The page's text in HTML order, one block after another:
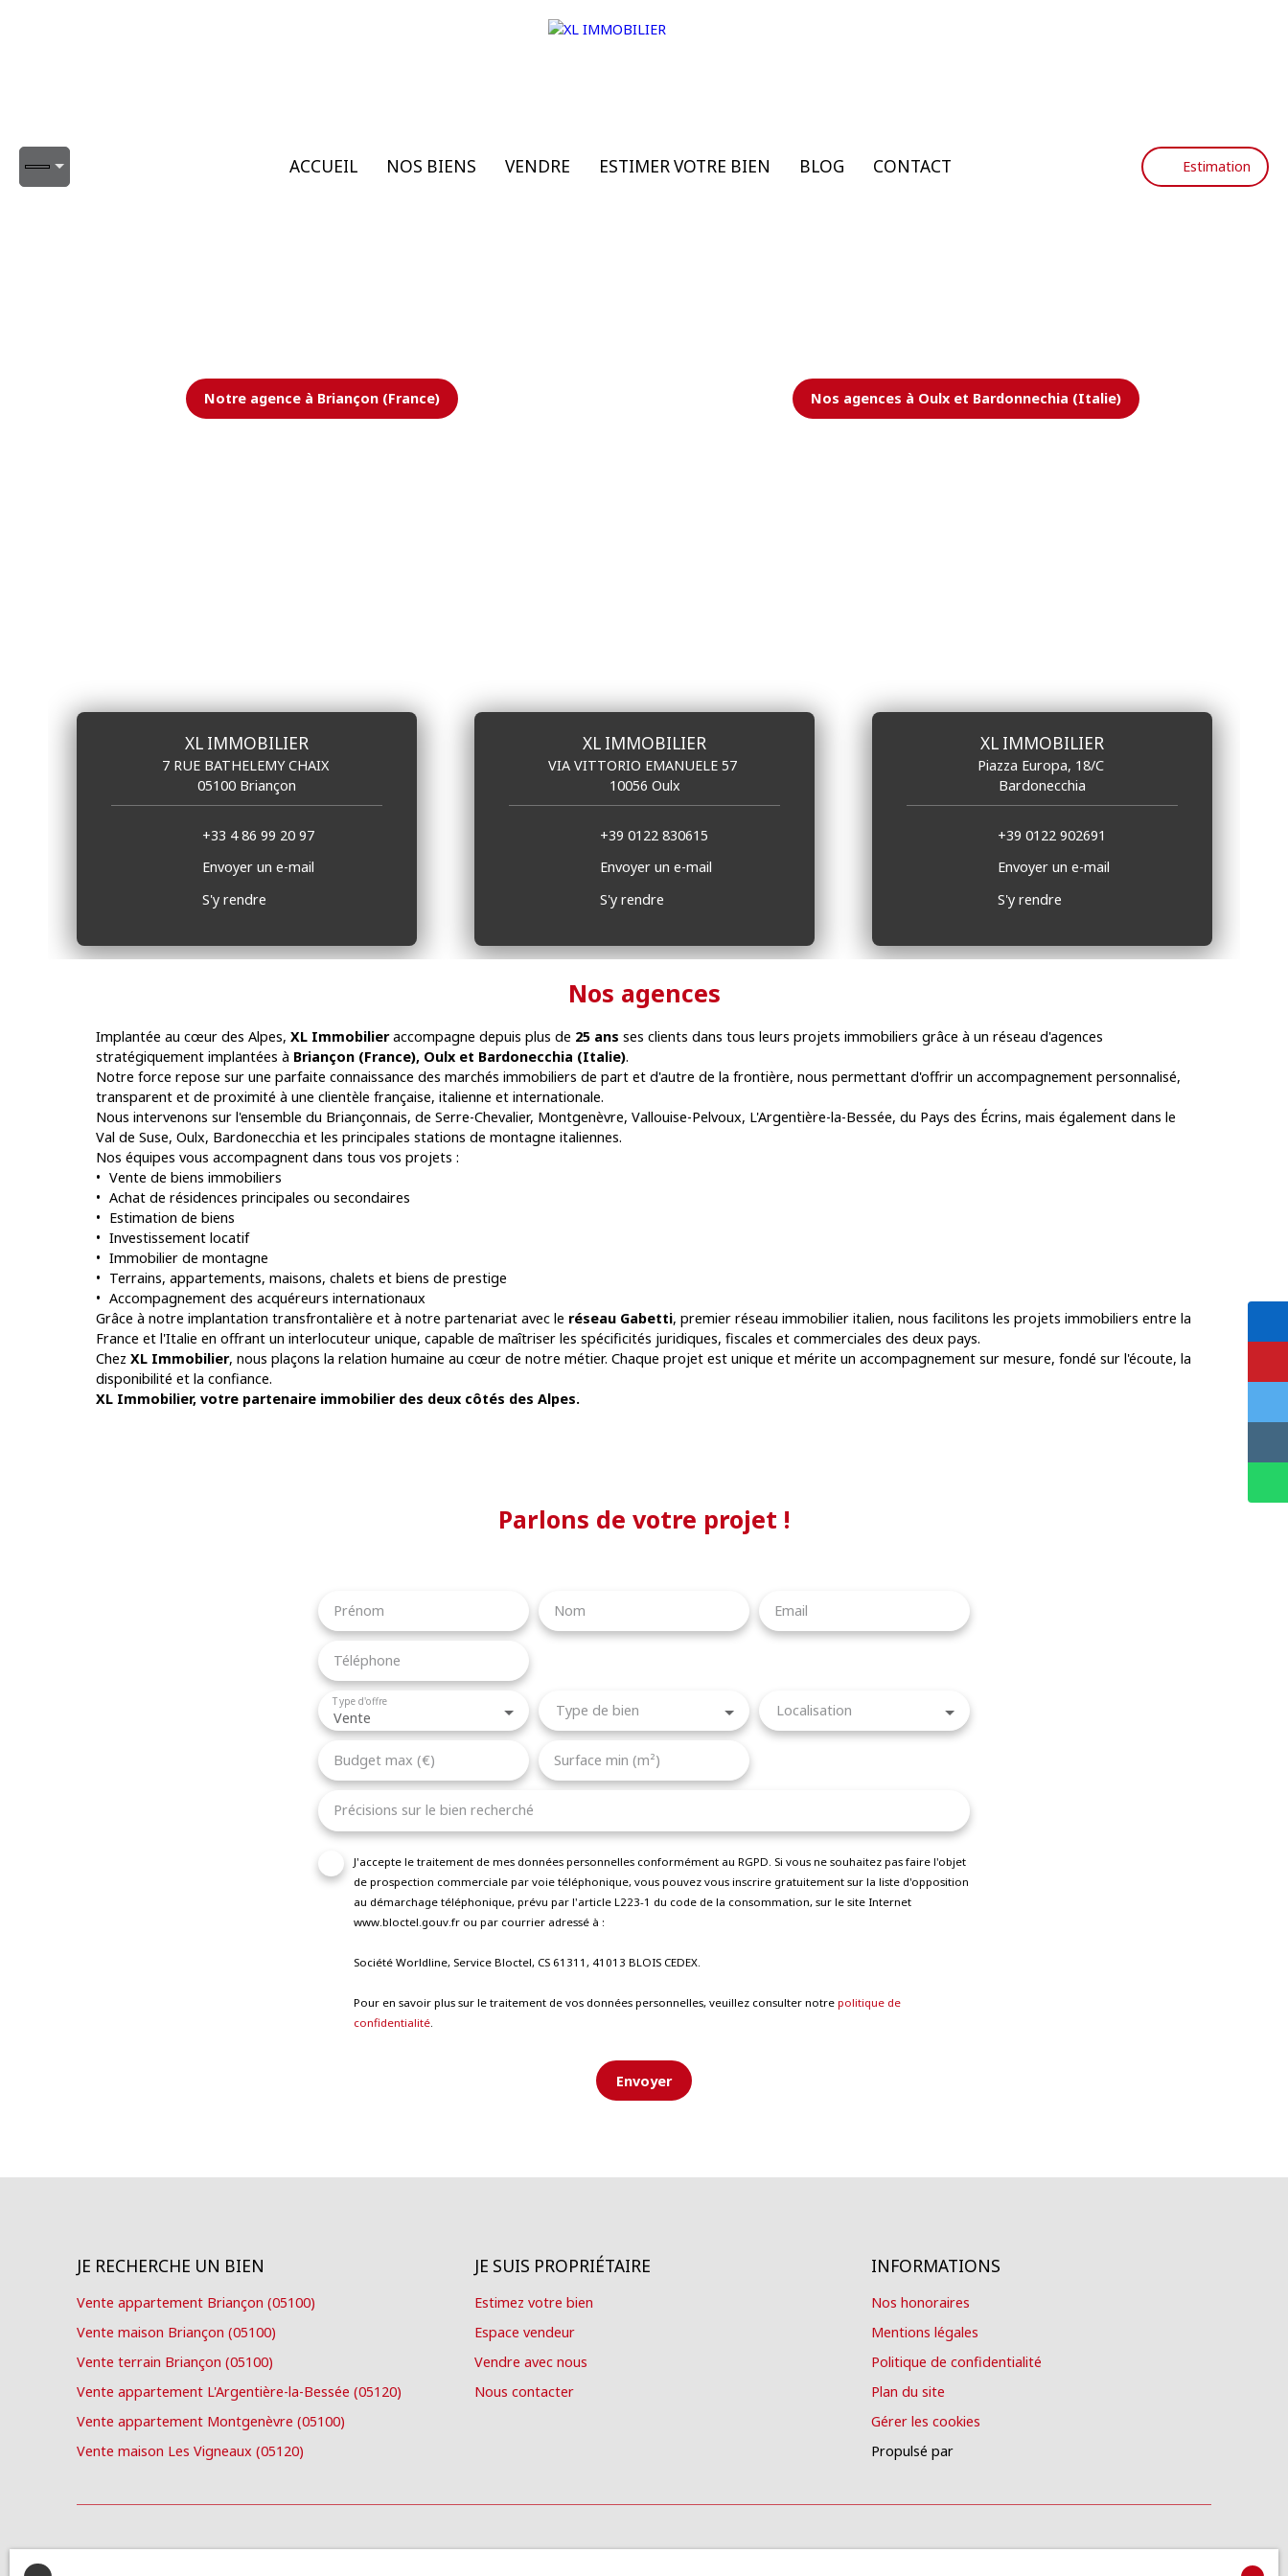
ACCUEIL NOS BIENS VENDRE ESTIMER VOTRE BIEN BLOG CONTACT Estimation
Notre agence à Briançon (France) Nos agences à Oulx et Bardonnechia (Italie)
XL IMMOBILIER
7 RUE BATHELEMY CHAIX
05100 Briançon
+33 4 86 99 20 97
Envoyer un e-mail
S'y rendre
XL IMMOBILIER
VIA VITTORIO EMANUELE 57
10056 Oulx
+39 0122 830615
Envoyer un e-mail
S'y rendre
XL IMMOBILIER
Piazza Europa, 18/C
Bardonecchia
+39 0122 902691
Envoyer un e-mail
S'y rendre
Nos agences
Implantée au cœur des Alpes, XL Immobilieraccompagne depuis plus de 25 ans ses clients dans tous leurs projets immobiliers grâce à un réseau d'agences
stratégiquement implantées à Briançon (France), Oulx et Bardonecchia (Italie).
Notre force repose sur une parfaite connaissance des marchés immobiliers de part et d'autre de la frontière, nous permettant d'offrir un accompagnement personnalisé,
transparent et de proximité à une clientèle française, italienne et internationale.
Nous intervenons sur l'ensemble du Briançonnais, de Serre-Chevalier, Montgenèvre, Vallouise-Pelvoux, L'Argentière-la-Bessée, du Pays des Écrins, mais également dans le
Val de Suse, Oulx, Bardonecchia et les principales stations de montagne italiennes.
Nos équipes vous accompagnent dans tous vos projets :
Vente de biens immobiliers
Achat de résidences principales ou secondaires
Estimation de biens
Investissement locatif
Immobilier de montagne
Terrains, appartements, maisons, chalets et biens de prestige
Accompagnement des acquéreurs internationaux
Grâce à notre implantation transfrontalière et à notre partenariat avec le réseau Gabetti, premier réseau immobilier italien, nous facilitons les projets immobiliers entre la
France et l'Italie en offrant un interlocuteur unique, capable de maîtriser les spécificités juridiques, fiscales et commerciales des deux pays.
Chez XL Immobilier, nous plaçons la relation humaine au cœur de notre métier. Chaque projet est unique et mérite un accompagnement sur mesure, fondé sur l'écoute, la
disponibilité et la confiance.
XL Immobilier, votre partenaire immobilier des deux côtés des Alpes.
Parlons de votre projet !
Prénom Nom Email
Téléphone
Vente
Type d'offre Type de bien Localisation
Budget max (€) Surface min (m²)
Précisions sur le bien recherché
J'accepte le traitement de mes données personnelles conformément au RGPD. Si vous ne souhaitez pas faire l'objet
de prospection commerciale par voie téléphonique, vous pouvez vous inscrire gratuitement sur la liste d'opposition
au démarchage téléphonique, prévu par l'article L223-1 du code de la consommation, sur le site Internet
www.bloctel.gouv.fr ou par courrier adressé à :
Société Worldline, Service Bloctel, CS 61311, 41013 BLOIS CEDEX.
Pour en savoir plus sur le traitement de vos données personnelles, veuillez consulter notre politique de
confidentialité.
Envoyer
JE RECHERCHE UN BIEN
Vente appartement Briançon (05100)
Vente maison Briançon (05100)
Vente terrain Briançon (05100)
Vente appartement L'Argentière-la-Bessée (05120)
Vente appartement Montgenèvre (05100)
Vente maison Les Vigneaux (05120)
JE SUIS PROPRIÉTAIRE
Estimez votre bien
Espace vendeur
Vendre avec nous
Nous contacter
INFORMATIONS
Nos honoraires
Mentions légales
Politique de confidentialité
Plan du site
Gérer les cookies
Propulsé par